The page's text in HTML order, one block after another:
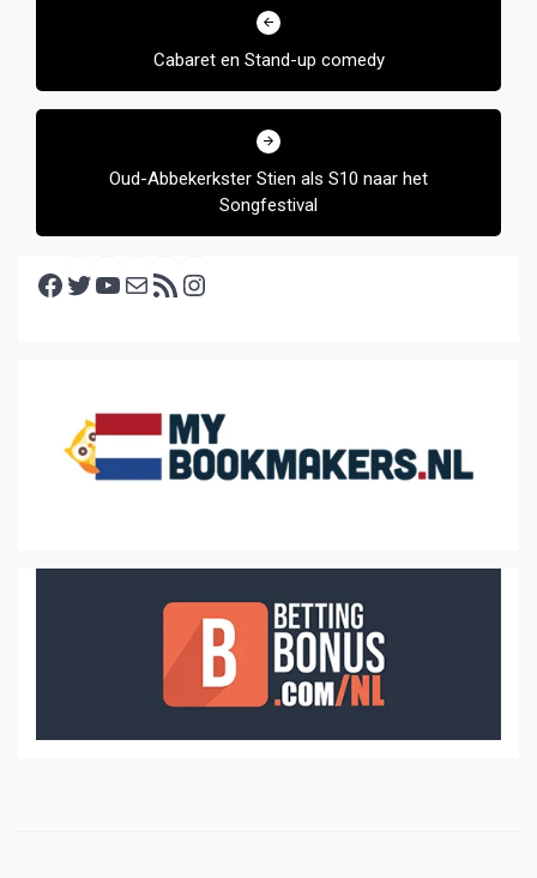
Cabaret en Stand-up comedy
Oud-Abbekerkster Stien als S10 naar het
Songfestival
Facebook Twitter YouTube E-mail RSS feed